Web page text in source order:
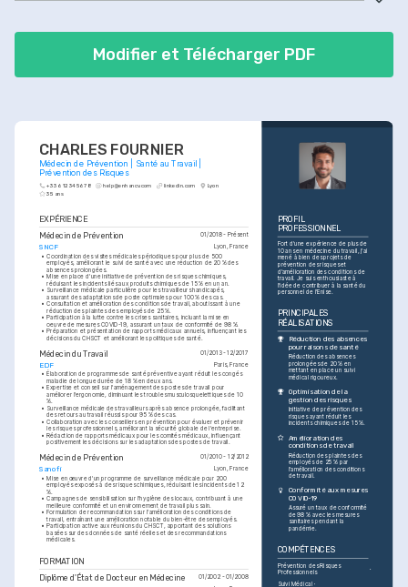
Modifier et Télécharger PDF
CHARLES FOURNIER
Médecin de Prévention | Santé au Travail |
Prévention des Risques
+33 6 12 34 56 78 help@enhancv.com linkedin.com
Lyon
35 ans
EXPÉRIENCE
Médecin de Prévention 01/2018 - Présent
SNCF
Lyon, France
• Coordination des visites médicales périodiques pour plus de 500
employés, améliorant le suivi de santé avec une réduction de 20 % des
absences prolongées.
• Mise en place d'une initiative de prévention des risques chimiques,
réduisant les incidents liés aux produits chimiques de 15 % en un an.
• Surveillance médicale particulière pour les travailleurs handicapés,
assurant des adaptations de poste optimales pour 100 % des cas.
• Consultation et amélioration des conditions de travail, aboutissant à une
réduction des plaintes des employés de 25 %.
• Participation à la lutte contre les crises sanitaires, incluant la mise en
oeuvre de mesures COVID-19, assurant un taux de conformité de 98 %.
• Préparation et présentation de rapports médicaux annuels, influençant les
décisions du CHSCT et améliorant les politiques de santé.
Médecin du Travail 01/2013 - 12/2017
EDF Paris, France
• Élaboration de programmes de santé préventive ayant réduit les congés
maladie de longue durée de 18 % en deux ans.
• Expertise et conseil sur l'aménagement des postes de travail pour
améliorer l'ergonomie, diminuant les troubles musculosquelettiques de 10
%.
• Surveillance médicale des travailleurs après absence prolongée, facilitant
des retours au travail réussis pour 95 % des cas.
• Collaboration avec les conseillers en prévention pour évaluer et prévenir
les risques professionnels, améliorant la sécurité globale de l'entreprise.
• Rédaction de rapports médicaux pour les comités médicaux, influençant
positivement les décisions sur les adaptations des postes de travail.
Médecin de Prévention 01/2010 - 12/2012
Sanofi
Lyon, France
• Mise en œuvre d'un programme de surveillance médicale pour 200
employés exposés à des risques chimiques, réduisant les incidents de 12
%.
• Campagnes de sensibilisation sur l'hygiène des locaux, contribuant à une
meilleure conformité et un environnement de travail plus sain.
• Formulation de recommandations sur l'amélioration des conditions de
travail, entraînant une amélioration notable du bien-être des employés.
• Participation active aux réunions du CHSCT, apportant des solutions
basées sur des données de santé réelles et des recommandations
médicales.
FORMATION
Diplôme d'État de Docteur en Médecine 01/2002 - 01/2008
PROFIL
PROFESSIONNEL
Fort d'une expérience de plus de
10 ans en médecine du travail, j'ai
mené à bien des projets de
prévention des risques et
d'amélioration des conditions de
travail. Je suis enthousiaste à
l'idée de contribuer à la santé du
personnel de l'Enise.
PRINCIPALES
RÉALISATIONS
Réduction des absences
pour raisons de santé
Réduction des absences
prolongées de 20 % en
mettant en place un suivi
médical rigoureux.
Optimisation de la
gestion des risques
Initiative de prévention des
risques ayant réduit les
incidents chimiques de 15 %.
Amélioration des
conditions de travail
Réduction des plaintes des
employés de 25 % par
l'amélioration des conditions
de travail.
Conformité aux mesures
COVID-19
Assuré un taux de conformité
de 98 % avec les mesures
sanitaires pendant la
pandémie.
COMPÉTENCES
Prévention des Risques
Professionnels
Suivi Médical